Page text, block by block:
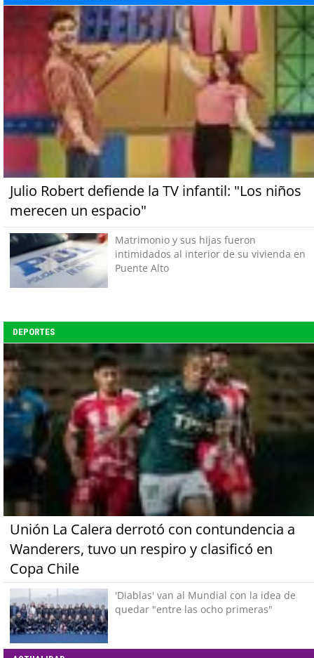
Julio Robert defiende la TV infantil: "Los niños
merecen un espacio"
Matrimonio y sus hijas fueron
intimidados al interior de su vivienda en
Puente Alto
DEPORTES
Unión La Calera derrotó con contundencia a
Wanderers, tuvo un respiro y clasificó en
Copa Chile
'Diablas' van al Mundial con la idea de
quedar "entre las ocho primeras"